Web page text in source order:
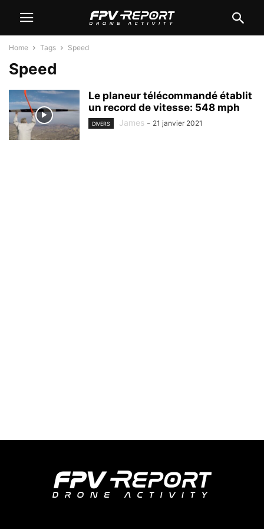
Home Tags Speed
Speed
Le planeur télécommandé établit
un record de vitesse: 548 mph
DIVERS James - 21 janvier 2021